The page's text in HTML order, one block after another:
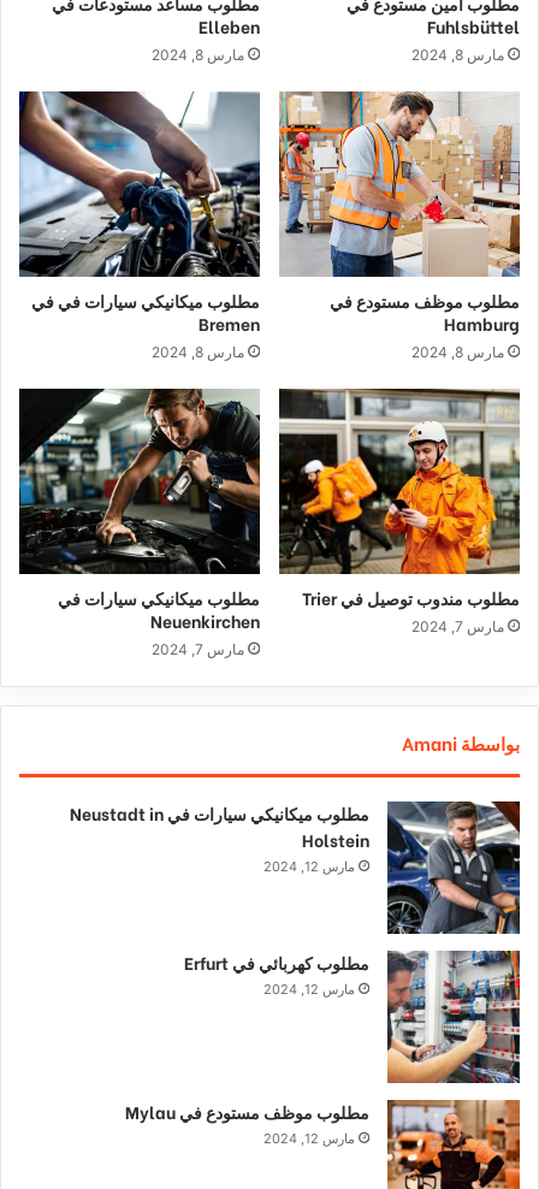
Fuhlsbüttel
مارس 8, 2024
Elleben
مارس 8, 2024
مطلوب موظف مستودع في
Hamburg
مارس 8, 2024
مطلوب ميكانيكي سيارات في في
Bremen
مارس 8, 2024
مطلوب مندوب توصيل في Trier
مارس 7, 2024
مطلوب ميكانيكي سيارات في
Neuenkirchen
مارس 7, 2024
بواسطة Amani
مطلوب ميكانيكي سيارات في Neustadt in
Holstein
مارس 12, 2024
مطلوب كهربائي في Erfurt
مارس 12, 2024
مطلوب موظف مستودع في Mylau
مارس 12, 2024